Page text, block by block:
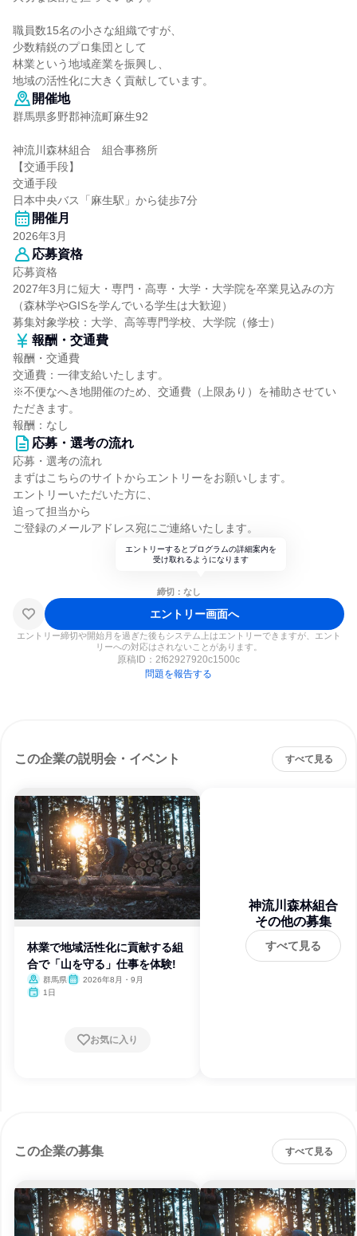
職員数15名の小さな組織ですが、
少数精鋭のプロ集団として
林業という地域産業を振興し、
地域の活性化に大きく貢献しています。
開催地
群馬県多野郡神流町麻生92
神流川森林組合 組合事務所
【交通手段】
交通手段
日本中央バス「麻生駅」から徒歩7分
開催月
2026年3月
応募資格
応募資格
2027年3月に短大・専門・高専・大学・大学院を卒業見込みの方
（森林学やGISを学んでいる学生は大歓迎）
募集対象学校：大学、高等専門学校、大学院（修士）
報酬・交通費
報酬・交通費
交通費：一律支給いたします。
※不便なへき地開催のため、交通費（上限あり）を補助させてい
ただきます。
報酬：なし
応募・選考の流れ
応募・選考の流れ
まずはこちらのサイトからエントリーをお願いします。
エントリーいただいた方に、
追って担当から
ご登録のメールアドレス宛にご連絡いたします。
エントリーするとプログラムの詳細案内を
受け取れるようになります
締切：なし
エントリー画面へ
エントリー締切や開始月を過ぎた後もシステム上はエントリーできますが、エント
リーへの対応はされないことがあります。
原稿ID： 2f62927920c1500c
問題を報告する
この企業の説明会・イベント すべて見る
林業で地域活性化に貢献する組
合で「山を守る」仕事を体験!
群馬県
2026年8月・9月
1日
お気に入り
神流川森林組合
その他の募集
すべて見る
この企業の募集 すべて見る